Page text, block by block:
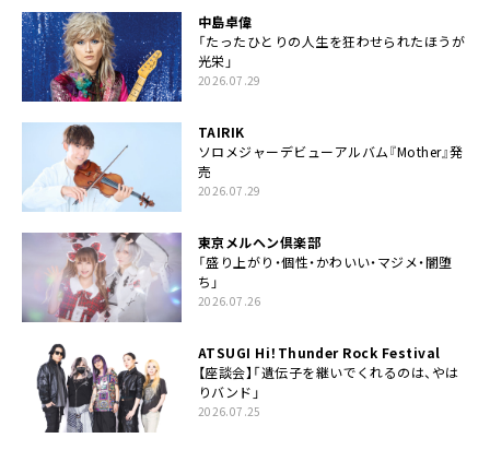
中島卓偉
「たったひとりの人生を狂わせられたほうが
光栄」
2026.07.29
TAIRIK
ソロメジャーデビューアルバム『Mother』発
売
2026.07.29
東京メルヘン倶楽部
「盛り上がり・個性・かわいい・マジメ・闇堕
ち」
2026.07.26
ATSUGI Hi！Thunder Rock Festival
【座談会】「遺伝子を継いでくれるのは、やは
りバンド」
2026.07.25